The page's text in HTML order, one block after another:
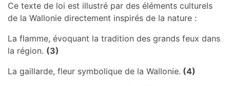
Ce texte de loi est illustré par des éléments culturels
de la Wallonie directement inspirés de la nature :
La flamme, évoquant la tradition des grands feux dans
la région. (3)
La gaillarde, fleur symbolique de la Wallonie. (4)